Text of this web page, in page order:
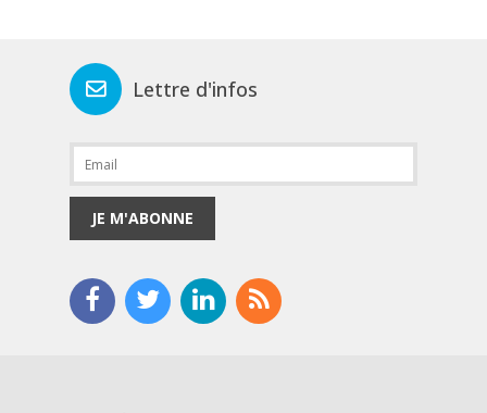
Lettre d'infos
JE M'ABONNE